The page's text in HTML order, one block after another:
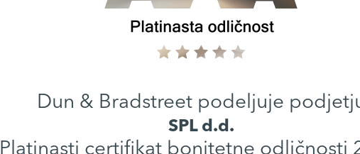
Dun & Bradstreet podeljuje
SPL d.d.
Platinasti certifikat bonitetne odličnosti